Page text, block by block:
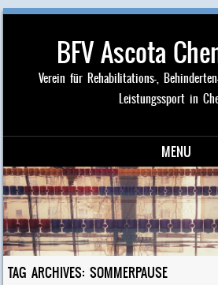
BFV Ascota
Verein für Rehabilitations-,
Leistungssport in
MENU
Skip to content
TAG ARCHIVES:SOMMERPAUSE